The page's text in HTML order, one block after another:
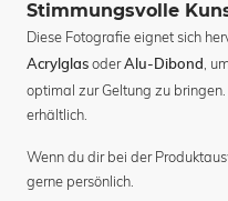
Stimmungsvolle
Diese Fotografie eignet sich
Acrylglas oderAlu-Dibond
,
optimal zur Geltung zu
erhältlich.
Wenn du dir bei der
gerne persönlich.